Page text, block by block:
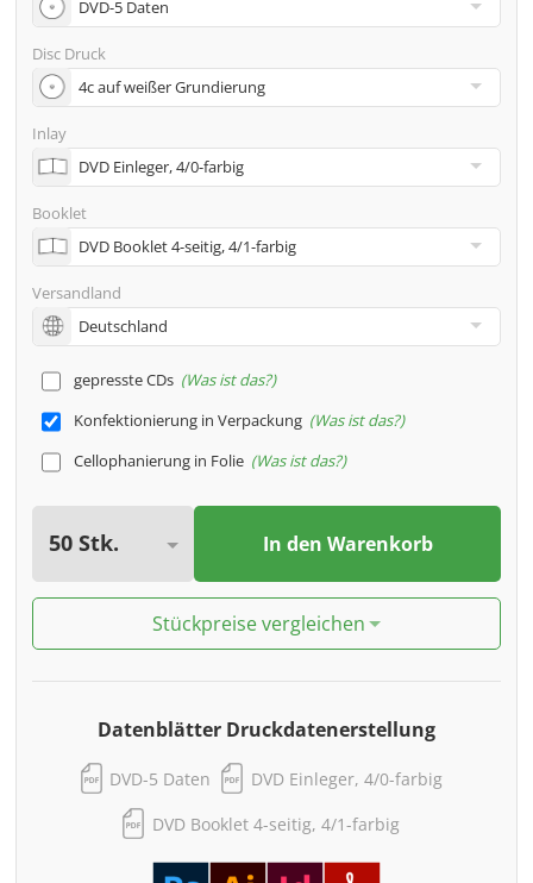
Disc Druck
Inlay
Booklet
Versandland
gepresste CDs Was ist das?
Konfektionierung in Verpackung Was ist das?
Cellophanierung in Folie Was ist das?
In den Warenkorb
Stückpreise vergleichen
Datenblätter Druckdatenerstellung
DVD-5 Daten DVD Einleger, 4/0-farbig
DVD Booklet 4-seitig, 4/1-farbig